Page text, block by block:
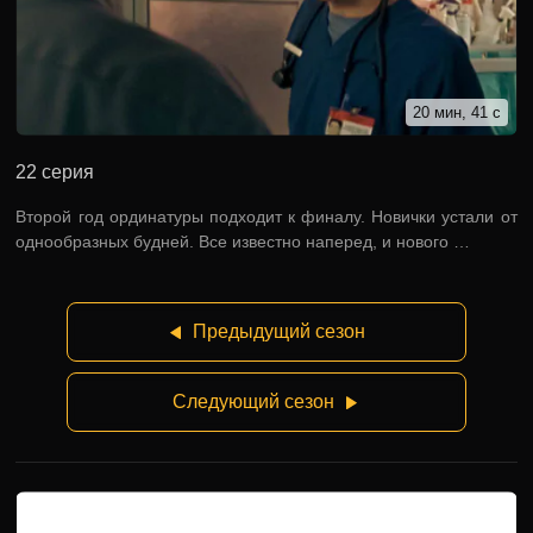
20 мин, 41 с
22 серия
Второй год ординатуры подходит к финалу. Новички устали от
однообразных будней. Все известно наперед, и нового …
Предыдущий сезон
Следующий сезон